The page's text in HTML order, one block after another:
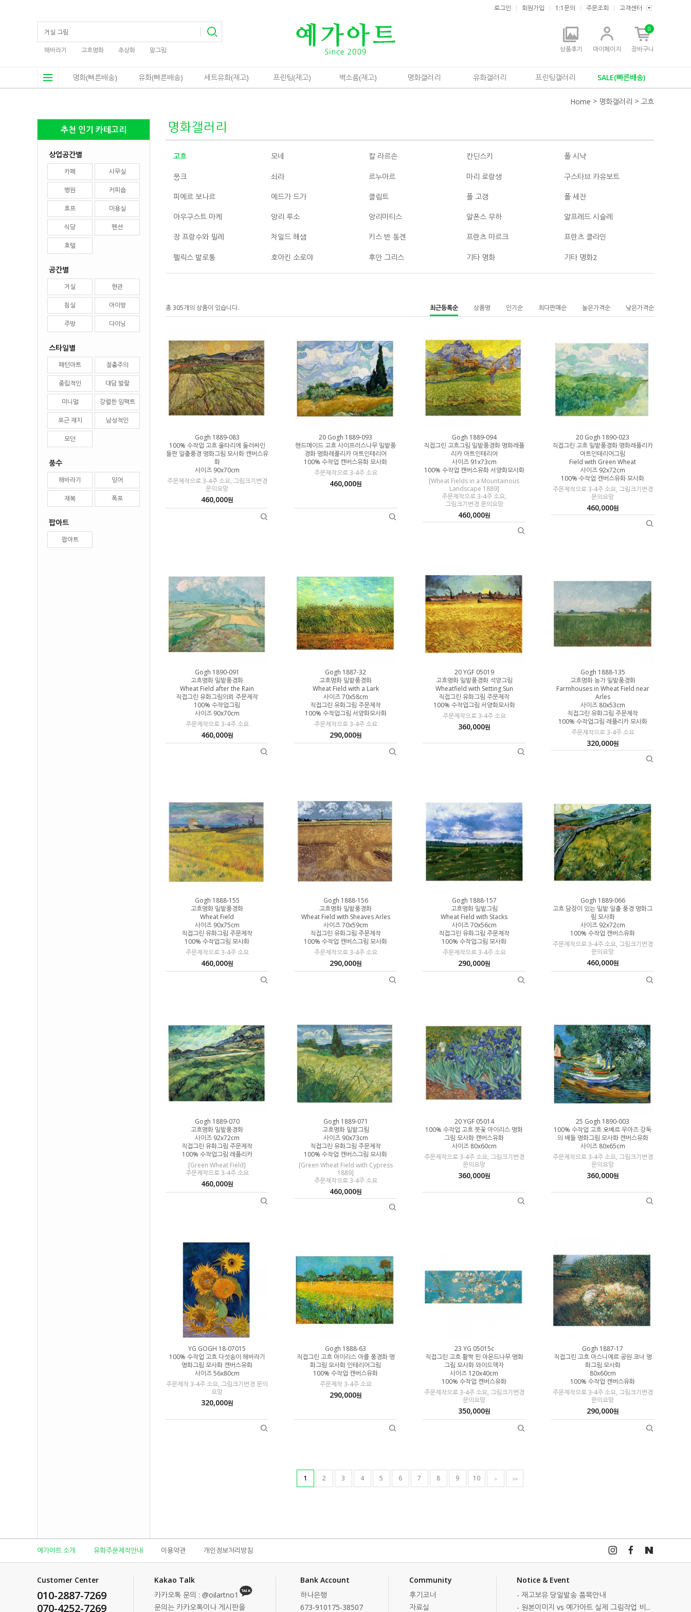
해바라기 고흐명화 추상화 말그림
로그인 회원가입 1:1문의 주문조회 고객센터
상품후기 마이페이지 장바구니
0
명화(빠른배송) 유화(빠른배송) 세트유화(재고) 프린팅(재고) 벽소품(재고) 명화갤러리 유화갤러리 프린팅갤러리 SALE(빠른배송)
추천 인기 카테고리
상업공간별
카페 사무실
병원 커피숍
호프 미용실
식당 펜션
호텔
공간별
거실 현관
침실 아이방
주방 다이닝
스타일별
패턴아트 절충주의
중립적인 대담 발랄
미니멀 강렬한 임팩트
포근 재치 남성적인
모던
풍수
해바라기 잉어
재복 폭포
팝아트
팝아트
Home > 명화갤러리 > 고흐
명화갤러리
고흐 모네 칼 라르손 칸딘스키 폴 시냑
뭉크 쇠라 르누아르 마리 로랑생 구스타브 카유보트
피에르 보나르 에드가 드가 클림트 폴 고갱 폴 세잔
아우구스트 마케 앙리 루소 앙리마티스 알폰스 무하 알프레드 시슬레
장 프랑수와 밀레 차일드 해샘 키스 반 동겐 프란츠 마르크 프란츠 클라인
펠릭스 발로통 호아킨 소로야 후안 그리스 기타 명화 기타 명화2
총 305개의 상품이 있습니다. 최근등록순 상품명 인기순 최다판매순 높은가격순 낮은가격순
Gogh 1889-083
100% 수작업 고흐 울타리에 둘러싸인
들판 일출풍경 명화그림 모사화 캔버스유
화
사이즈 90x70cm
주문제작으로 3-4주 소요, 그림크기변경
문의요망
460,000원
20 Gogh 1889-093
핸드메이드 고흐 사이프러스나무 밀밭풍
경화 명화레플리카 아트인테리어
100% 수작업 캔버스유화 모사화
주문제작으로 3-4주 소요
460,000원
Gogh 1889-094
직접그린 고흐그림 밀밭풍경화 명화레플
리카 아트인테리어
사이즈 91x73cm
100% 수작업 캔버스유화 서양화모사화
[Wheat Fields in a Mountainous
Landscape 1889]
주문제작으로 3-4주 소요,
그림크기변경 문의요망
460,000원
20 Gogh 1890-023
직접그린 고흐 밀밭풍경화 명화레플리카
아트인테리어그림
Field with Green Wheat
사이즈 92x72cm
100% 수작업 캔버스유화 모사화
주문제작으로 3-4주 소요, 그림크기변경
문의요망
460,000원
Gogh 1890-091
고흐명화 밀밭풍경화
Wheat Field after the Rain
직접그린 유화그림의뢰 주문제작
100% 수작업그림
사이즈 90x70cm
주문제작으로 3-4주 소요
460,000원
Gogh 1887-32
고흐명화 밀밭풍경화
Wheat Field with a Lark
사이즈 70x58cm
직접그린 유화그림 주문제작
100% 수작업그림 서양화모사화
주문제작으로 3-4주 소요
290,000원
20 YGF 05019
고흐명화 밀밭풍경화 석양그림
Wheatfield with Setting Sun
직접그린 유화그림 주문제작
100% 수작업그림 서양화모사화
주문제작으로 3-4주 소요
360,000원
Gogh 1888-135
고흐명화 농가 밀밭풍경화
Farmhouses in Wheat Field near
Arles
사이즈 80x53cm
직접그린 유화그림 주문제작
100% 수작업그림 레플리카 모사화
주문제작으로 3-4주 소요
320,000원
Gogh 1888-155
고흐명화 밀밭풍경화
Wheat Field
사이즈 90x75cm
직접그린 유화그림 주문제작
100% 수작업그림 모사화
주문제작으로 3-4주 소요
460,000원
Gogh 1888-156
고흐명화 밀밭풍경화
Wheat Field with Sheaves Arles
사이즈 70x59cm
직접그린 유화그림 주문제작
100% 수작업 캔버스그림 모사화
주문제작으로 3-4주 소요
290,000원
Gogh 1888-157
고흐명화 밀밭그림
Wheat Field with Stacks
사이즈 70x56cm
직접그린 유화그림 주문제작
100% 수작업그림 모사화
주문제작으로 3-4주 소요
290,000원
Gogh 1889-066
고흐 담장이 있는 밀밭 일출 풍경 명화그
림 모사화
사이즈 92x72cm
100% 수작업 캔버스유화
주문제작으로 3-4주 소요, 그림크기변경
문의요망
460,000원
Gogh 1889-070
고흐명화 밀밭풍경화
사이즈 92x72cm
직접그린 유화그림 주문제작
100% 수작업그림 레플리카
[Green Wheat Field]
주문제작으로 3-4주 소요
460,000원
Gogh 1889-071
고흐명화 밀밭그림
사이즈 90x73cm
직접그린 유화그림 주문제작
100% 수작업 캔버스그림 모사화
[Green Wheat Field with Cypress
1889]
주문제작으로 3-4주 소요
460,000원
20 YGF 05014
100% 수작업 고흐 붓꽃 아이리스 명화
그림 모사화 캔버스유화
사이즈 80x60cm
주문제작으로 3-4주 소요, 그림크기변경
문의요망
360,000원
25 Gogh 1890-003
100% 수작업 고흐 오베르 우아즈 강둑
의 배들 명화그림 모사화 캔버스유화
사이즈 80x65cm
주문제작으로 3-4주 소요, 그림크기변경
문의요망
360,000원
YG GOGH 18-07015
100% 수작업 고흐 다섯송이 해바라기
명화그림 모사화 캔버스유화
사이즈 56x80cm
주문제작 3-4주 소요, 그림크기변경 문의
요망
320,000원
Gogh 1888-63
직접그린 고흐 아이리스 아를 풍경화 명
화그림 모사화 인테리어그림
100% 수작업 캔버스유화
주문제작 3-4주 소요
290,000원
23 YG 05015c
직접그린 고흐 활짝 핀 아몬드나무 명화
그림 모사화 와이드액자
사이즈 120x40cm
100% 수작업 캔버스유화
주문제작으로 3-4주 소요, 그림크기변경
문의요망
350,000원
Gogh 1887-17
직접그린 고흐 아스니에르 공원 코너 명
화그림 모사화
80x60cm
100% 수작업 캔버스유화
주문제작으로 3-4주 소요, 그림크기변경
문의요망
290,000원
1 2 3 4 5 6 7 8 9 10 > >>
예가아트 소개 유화주문제작안내 이용약관 개인정보처리방침
Customer Center
010-2887-7269
070-4252-7269
Kakao Talk
카카오톡 문의 : @oilartno1
문의는 카카오톡이나 게시판을
Bank Account
하나은행
673-910175-38507
Community
후기코너
자료실
Notice & Event
- 재고보유 당일발송 품목안내
- 원본이미지 vs 예가아트 실제 그림작업 비...